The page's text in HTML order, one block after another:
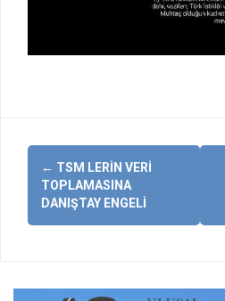
Yazı
dolaşımı
← TSM LERIN VERI
TOPLAMASINA
DANIŞTAY ENGELI